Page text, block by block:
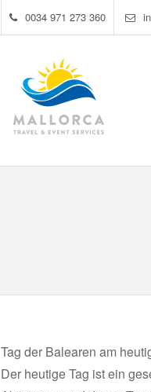
0034 971 273 360
Tag der Balearen am
Der heutige Tag ist ein